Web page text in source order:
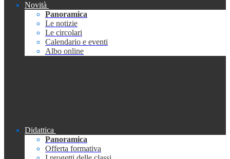
Novità
Panoramica
Le notizie
Le circolari
Calendario e eventi
Albo online
Didattica
Panoramica
Offerta formativa